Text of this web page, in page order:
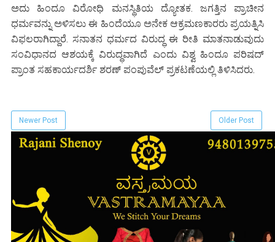
ಅದು ಹಿಂದೂ ವಿರೋಧಿ ಮನಸ್ಥಿತಿಯ ದ್ಯೋತಕ. ಜಗತ್ತಿನ ಪ್ರಾಚೀನ
ಧರ್ಮವನ್ನು ಅಳಿಸಲು ಈ ಹಿಂದೆಯೂ ಅನೇಕ ಆಕ್ರಮಣಕಾರರು ಪ್ರಯತ್ನಿಸಿ
ವಿಫಲರಾಗಿದ್ದಾರೆ. ಸನಾತನ ಧರ್ಮದ ವಿರುದ್ಧ ಈ ರೀತಿ ಮಾತನಾಡುವುದು
ಸಂವಿಧಾನದ ಆಶಯಕ್ಕೆ ವಿರುದ್ಧವಾಗಿದೆ ಎಂದು ವಿಶ್ವ ಹಿಂದೂ ಪರಿಷದ್
ಪ್ರಾಂತ ಸಹಕಾರ್ಯದರ್ಶಿ ಶರಣ್ ಪಂಪುವೆಲ್ ಪ್ರಕಟಣೆಯಲ್ಲಿ ತಿಳಿಸಿದರು.
Newer Post Older Post